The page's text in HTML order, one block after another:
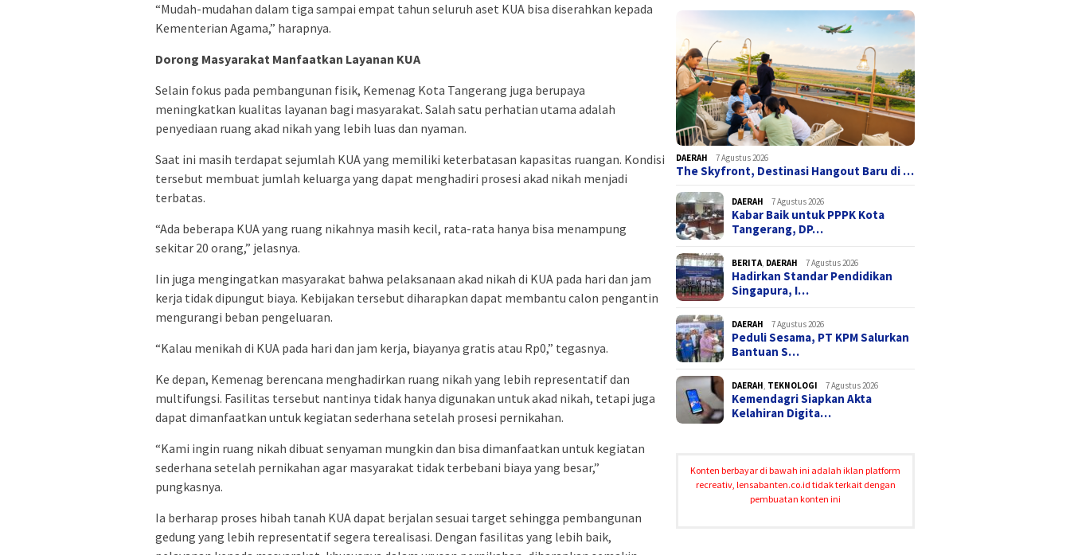
“Mudah-mudahan dalam tiga sampai empat tahun seluruh aset KUA bisa diserahkan kepada
Kementerian Agama,” harapnya.
Dorong Masyarakat Manfaatkan Layanan KUA
Selain fokus pada pembangunan fisik, Kemenag Kota Tangerang juga berupaya
meningkatkan kualitas layanan bagi masyarakat. Salah satu perhatian utama adalah
penyediaan ruang akad nikah yang lebih luas dan nyaman.
Saat ini masih terdapat sejumlah KUA yang memiliki keterbatasan kapasitas ruangan. Kondisi
tersebut membuat jumlah keluarga yang dapat menghadiri prosesi akad nikah menjadi
terbatas.
“Ada beberapa KUA yang ruang nikahnya masih kecil, rata-rata hanya bisa menampung
sekitar 20 orang,” jelasnya.
Iin juga mengingatkan masyarakat bahwa pelaksanaan akad nikah di KUA pada hari dan jam
kerja tidak dipungut biaya. Kebijakan tersebut diharapkan dapat membantu calon pengantin
mengurangi beban pengeluaran.
“Kalau menikah di KUA pada hari dan jam kerja, biayanya gratis atau Rp0,” tegasnya.
Ke depan, Kemenag berencana menghadirkan ruang nikah yang lebih representatif dan
multifungsi. Fasilitas tersebut nantinya tidak hanya digunakan untuk akad nikah, tetapi juga
dapat dimanfaatkan untuk kegiatan sederhana setelah prosesi pernikahan.
“Kami ingin ruang nikah dibuat senyaman mungkin dan bisa dimanfaatkan untuk kegiatan
sederhana setelah pernikahan agar masyarakat tidak terbebani biaya yang besar,”
pungkasnya.
Ia berharap proses hibah tanah KUA dapat berjalan sesuai target sehingga pembangunan
gedung yang lebih representatif segera terealisasi. Dengan fasilitas yang lebih baik,
DAERAH 7 Agustus 2026
The Skyfront, Destinasi Hangout Baru di …
DAERAH 7 Agustus 2026
Kabar Baik untuk PPPK Kota
Tangerang, DP…
BERITA, DAERAH 7 Agustus 2026
Hadirkan Standar Pendidikan
Singapura, I…
DAERAH 7 Agustus 2026
Peduli Sesama, PT KPM Salurkan
Bantuan S…
DAERAH, TEKNOLOGI 7 Agustus 2026
Kemendagri Siapkan Akta
Kelahiran Digita…
Konten berbayar di bawah ini adalah iklan platform
recreativ, lensabanten.co.id tidak terkait dengan
pembuatan konten ini